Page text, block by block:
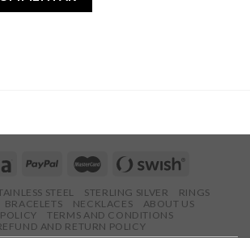
STEEL STERLING SILVER
RINGS
BRACELETS NECKLACES
ABOUT US
TERMS AND CONDITIONS
AND RETURN POLICY